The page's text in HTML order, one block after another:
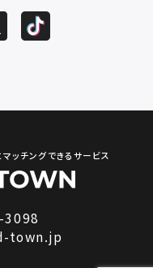
ッチングできるサービス
town.jp